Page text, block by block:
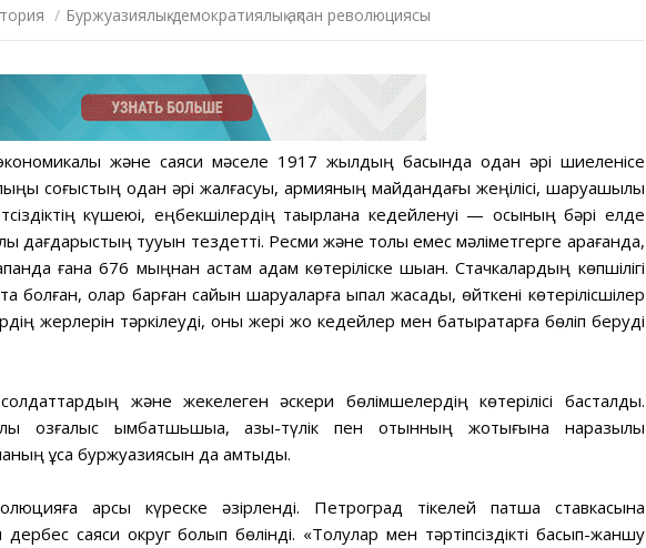
/ Буржуазиялық-демократиялық ақпан революциясы
және саяси мәселе 1917 жылдың басында одан әрі шиеленісе
соғыстың одан әрі жалғасуы, армияның майдандағы жеңілісі, шаруашылық
күшеюі, еңбекшілердің тақырлана кедейленуі — осының бәрі елде
дағдарыстың тууын тездетті. Ресми және толық емес мәліметгерге қарағанда,
ғана 676 мыңнан астам адам көтеріліске шыққан. Стачкалардың көпшілігі
болған, олар барған сайын шаруаларға ықпал жасады, өйткені көтерілісшілер
жерлерін тәркілеуді, оны жері жоқ кедейлер мен батырақтарға бөліп беруді
және жекелеген әскери бөлімшелердің көтерілісі басталды.
қозғалыс қымбатшьшыққа, азық-түлік пен отынның жоқтығына наразылық
ұсақ буржуазиясын да қамтыды.
қарсы күреске әзірленді. Петроград тікелей патша ставкасына
саяси округ болып бөлінді. «Толқулар мен тәртіпсіздікті басып-жаншу